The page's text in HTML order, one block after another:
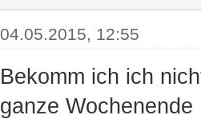
04.05.2015, 12:55
Bekomm ich ich
ganze Wochenende